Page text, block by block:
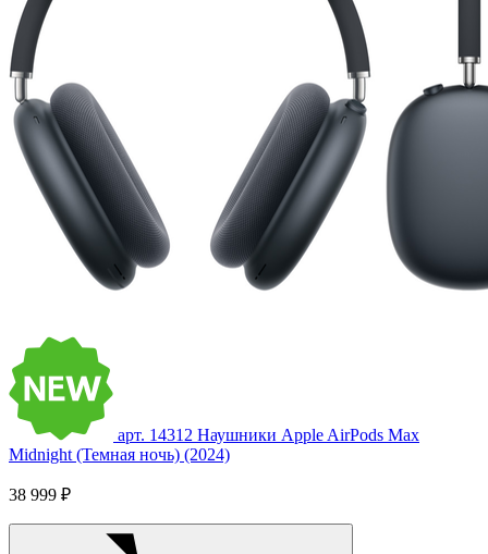
арт. 14312 Наушники Apple AirPods Max
Midnight (Темная ночь) (2024)
38 999 ₽